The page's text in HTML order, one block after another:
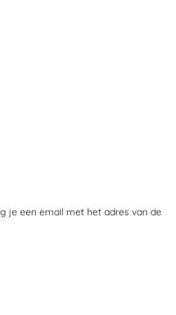
je een email met het adres van de